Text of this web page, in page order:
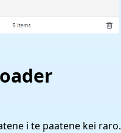
i te paatene kei raro.